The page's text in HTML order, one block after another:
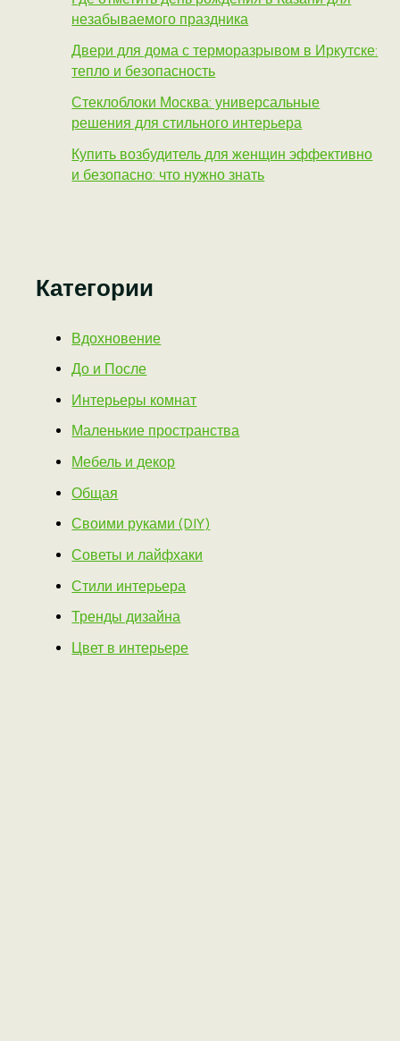
незабываемого праздника
Двери для дома с терморазрывом в Иркутске:
тепло и безопасность
Стеклоблоки Москва: универсальные
решения для стильного интерьера
Купить возбудитель для женщин эффективно
и безопасно: что нужно знать
Категории
Вдохновение
До и После
Интерьеры комнат
Маленькие пространства
Мебель и декор
Общая
Своими руками (DIY)
Советы и лайфхаки
Стили интерьера
Тренды дизайна
Цвет в интерьере